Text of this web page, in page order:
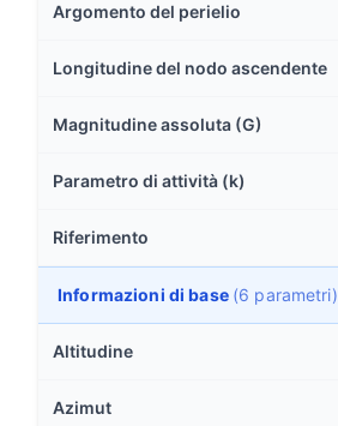
Argomento del perielio
Longitudine del nodo ascendente
Magnitudine assoluta (G)
Parametro di attività (k)
Riferimento
Informazioni di base (6 parametri)
Altitudine
Azimut